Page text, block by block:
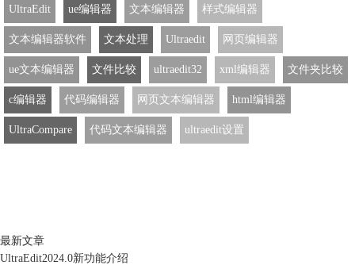
UltraEdit
ue编辑器 文本编辑器 样式编辑器
文本编辑器软件 文本处理 Ultraedit 网页编辑器
ue文本编辑器 文件比较 ultraedit32 xml编辑器 文件夹比较
c编辑器 代码编辑器 网页文本编辑器 html编辑器
UltraCompare 代码文本编辑器 ultraedit设置
最新文章
UltraEdit2024.0新功能介绍